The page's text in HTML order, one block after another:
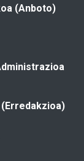
(Anboto)
(Erredakzioa)